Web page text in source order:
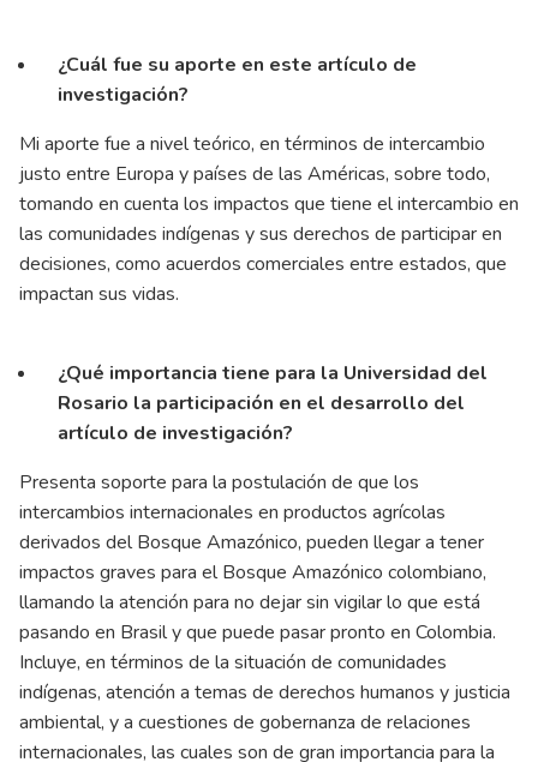
¿Cuál fue su aporte en este artículo de
investigación?
Mi aporte fue a nivel teórico, en términos de intercambio
justo entre Europa y países de las Américas, sobre todo,
tomando en cuenta los impactos que tiene el intercambio en
las comunidades indígenas y sus derechos de participar en
decisiones, como acuerdos comerciales entre estados, que
impactan sus vidas.
¿Qué importancia tiene para la Universidad del
Rosario la participación en el desarrollo del
artículo de investigación?
Presenta soporte para la postulación de que los
intercambios internacionales en productos agrícolas
derivados del Bosque Amazónico, pueden llegar a tener
impactos graves para el Bosque Amazónico colombiano,
llamando la atención para no dejar sin vigilar lo que está
pasando en Brasil y que puede pasar pronto en Colombia.
Incluye, en términos de la situación de comunidades
indígenas, atención a temas de derechos humanos y justicia
ambiental, y a cuestiones de gobernanza de relaciones
internacionales, las cuales son de gran importancia para la